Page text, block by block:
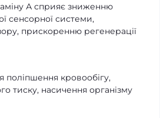
А сприяє зниженню
сенсорної системи,
прискоренню регенерації
поліпшення кровообігу,
тиску, насичення організму